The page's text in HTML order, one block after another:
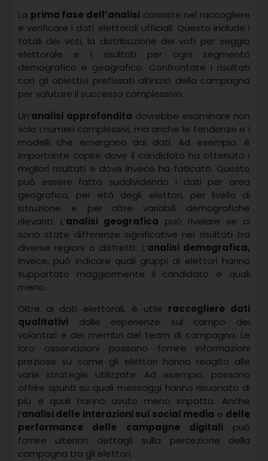
La prima fase dell’analisi consiste nel raccogliere
e verificare i dati elettorali ufficiali. Questo include i
totali dei voti, la distribuzione dei voti per seggio
elettorale e i risultati per ogni segmento
demografico e geografico. Confrontate i risultati
con gli obiettivi prefissati all’inizio della campagna
per valutare il successo complessivo.
Un’analisi approfondita dovrebbe esaminare non
solo i numeri complessivi, ma anche le tendenze e i
modelli che emergono dai dati. Ad esempio, è
importante capire dove il candidato ha ottenuto i
migliori risultati e dove invece ha faticato. Questo
può essere fatto suddividendo i dati per area
geografica, per età degli elettori, per livello di
istruzione e per altre variabili demografiche
rilevanti. L’analisi geografica può rivelare se ci
sono state differenze significative nei risultati tra
diverse regioni o distretti. L’analisi demografica,
invece, può indicare quali gruppi di elettori hanno
supportato maggiormente il candidato e quali
meno.
Oltre ai dati elettorali, è utile raccogliere dati
qualitativi dalle esperienze sul campo dei
volontari e dei membri del team di campagna. Le
loro osservazioni possono fornire informazioni
preziose su come gli elettori hanno reagito alle
varie strategie utilizzate. Ad esempio, possono
offrire spunti su quali messaggi hanno risuonato di
più e quali hanno avuto meno impatto. Anche
l’analisi delle interazioni sui social media e delle
performance delle campagne digitalipuò
fornire ulteriori dettagli sulla percezione della
campagna tra gli elettori.